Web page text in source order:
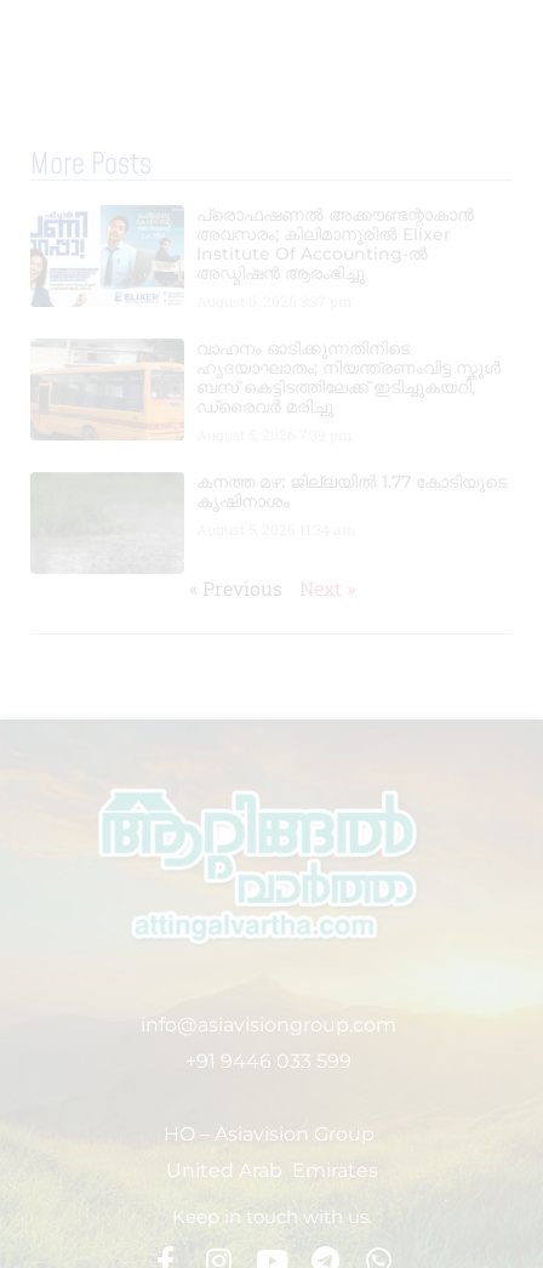
More Posts
പ്രൊഫഷണൽ അക്കൗണ്ടന്റാകാൻ
അവസരം; കിലിമാനൂരിൽ Elixer
Institute Of Accounting-ൽ
അഡ്മിഷൻ ആരംഭിച്ചു
വാഹനം ഓടിക്കുന്നതിനിടെ
ഹൃദയാഘാതം; നിയന്ത്രണംവിട്ട സ്കൂൾ
ബസ് കെട്ടിടത്തിലേക്ക് ഇടിച്ചുകയറി,
ഡ്രൈവർ മരിച്ചു
കനത്ത മഴ: ജില്ലയിൽ 1.77 കോടിയുടെ
കൃഷിനാശം
« Previous Next »
info@asiavisiongroup.com
+91 9446 033 599
HO – Asiavision Group
United Arab Emirates
Keep in touch with us.